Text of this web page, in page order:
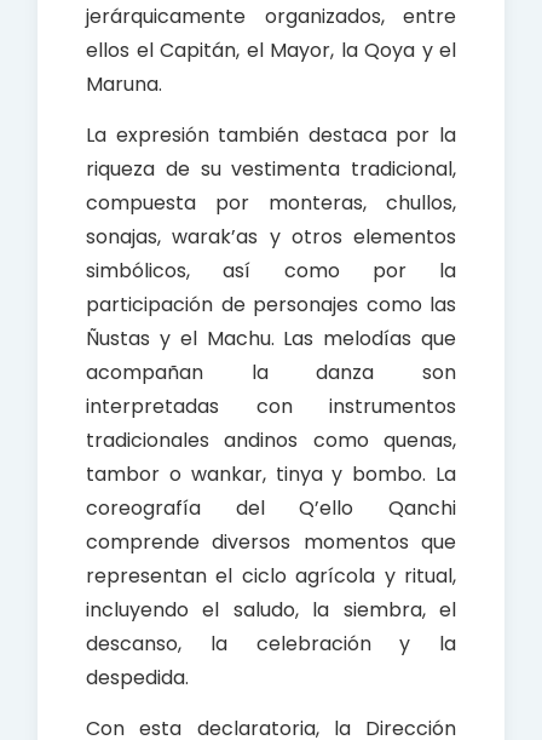
jerárquicamente organizados, entre
ellos el Capitán, el Mayor, la Qoya y el
Maruna.
La expresión también destaca por la
riqueza de su vestimenta tradicional,
compuesta por monteras, chullos,
sonajas, warak’as y otros elementos
simbólicos, así como por la
participación de personajes como las
Ñustas y el Machu. Las melodías que
acompañan la danza son
interpretadas con instrumentos
tradicionales andinos como quenas,
tambor o wankar, tinya y bombo. La
coreografía del Q’ello Qanchi
comprende diversos momentos que
representan el ciclo agrícola y ritual,
incluyendo el saludo, la siembra, el
descanso, la celebración y la
despedida.
Con esta declaratoria, la Dirección